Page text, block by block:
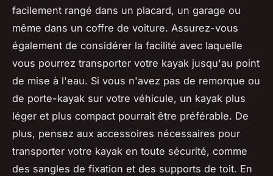
facilement rangé dans un placard, un garage ou
même dans un coffre de voiture. Assurez-vous
également de considérer la facilité avec laquelle
vous pourrez transporter votre kayak jusqu'au point
de mise à l'eau. Si vous n'avez pas de remorque ou
de porte-kayak sur votre véhicule, un kayak plus
léger et plus compact pourrait être préférable. De
plus, pensez aux accessoires nécessaires pour
transporter votre kayak en toute sécurité, comme
des sangles de fixation et des supports de toit. En